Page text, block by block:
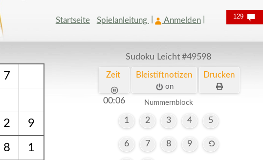
Startseite Spielanleitung Anmelden
7
2 9
8 1
Sudoku Leicht #49598
Zeit
00:07
Bleistiftnotizen
on
Drucken
Nummernblock
1 2 3 4 5
6 7 8 9
129